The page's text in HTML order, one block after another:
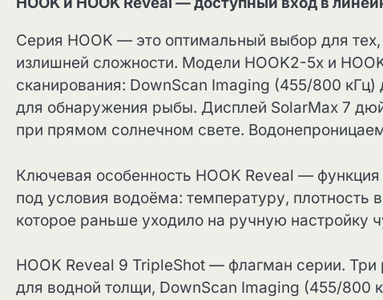
Серия HOOK — это оптимальный выбор для тех,
излишней сложности. Модели HOOK2-5x и
сканирования: DownScan Imaging (455/800 кГц)
для обнаружения рыбы. Дисплей SolarMax 7
при прямом солнечном свете.
Ключевая особенность HOOK Reveal —
под условия водоёма: температуру, плотность
которое раньше уходило на ручную настройку
HOOK Reveal 9 TripleShot — флагман серии.
для водной толщи, DownScan Imaging (455/800